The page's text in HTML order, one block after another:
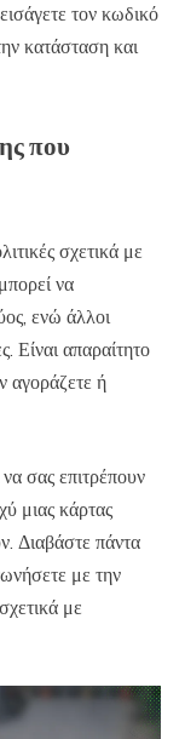
τον κωδικό
κατάσταση και
που
σχετικά με
να
ενώ άλλοι
Είναι απαραίτητο
αγοράζετε ή
σας επιτρέπουν
μιας κάρτας
Διαβάστε πάντα
με την
με